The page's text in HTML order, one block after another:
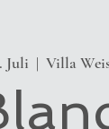
Juli
  |
Villa